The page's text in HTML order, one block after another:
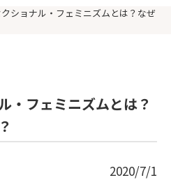
ショナル・フェミニズムとは？なぜ
・フェミニズムとは？
2020/7/1